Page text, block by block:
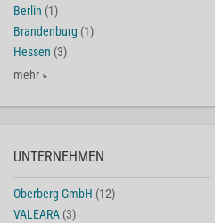
Berlin (1)
Brandenburg (1)
Hessen (3)
mehr »
UNTERNEHMEN
Oberberg GmbH (12)
VALEARA (3)